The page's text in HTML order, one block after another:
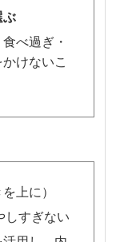
ぶ
食べ過ぎ・
けないこ
上に）
しすぎない